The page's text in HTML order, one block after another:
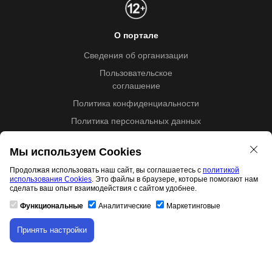
Скачивание материала доступно только для
авторизованных пользователей.
О портале
Сведения об организации
Пользовательское
соглашение
Политика конфиденциальности
Политика персональных данных
Обратная связь
Рекламодателям
Сообщить о нарушении
Центр поддержки
Мы используем Cookies
Продолжая использовать наш сайт, вы соглашаетесь с политикой
использования Cookies. Это файлы в браузере, которые помогают нам
сделать ваш опыт взаимодействия с сайтом удобнее.
Функциональные Аналитические Маркетинговые
Принять настройки